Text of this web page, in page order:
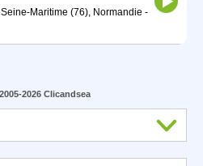
Maritime (76), Normandie -
2026 Clicandsea